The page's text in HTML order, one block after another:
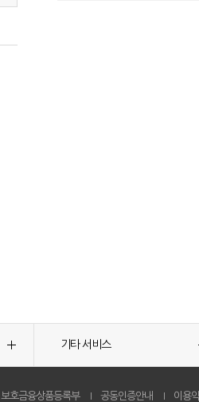
기타 서비스
보호금융상품등록부 공동인증안내 이용